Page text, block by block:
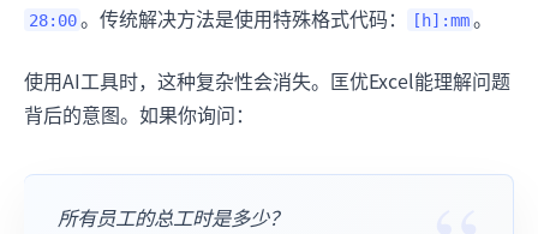
28:00 。传统解决方法是使用特殊格式代码： [h]:mm 。
使用AI工具时，这种复杂性会消失。匡优Excel能理解问题
背后的意图。如果你询问：
所有员工的总工时是多少？